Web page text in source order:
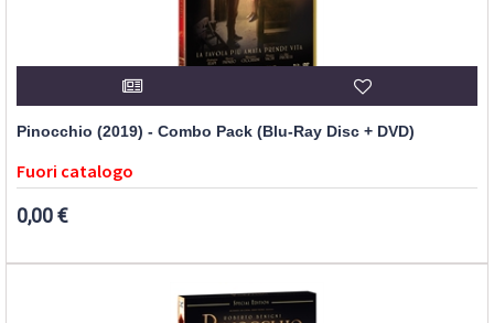
Pinocchio (2019) - Combo Pack (Blu-Ray Disc + DVD)
Fuori catalogo
0,00 €